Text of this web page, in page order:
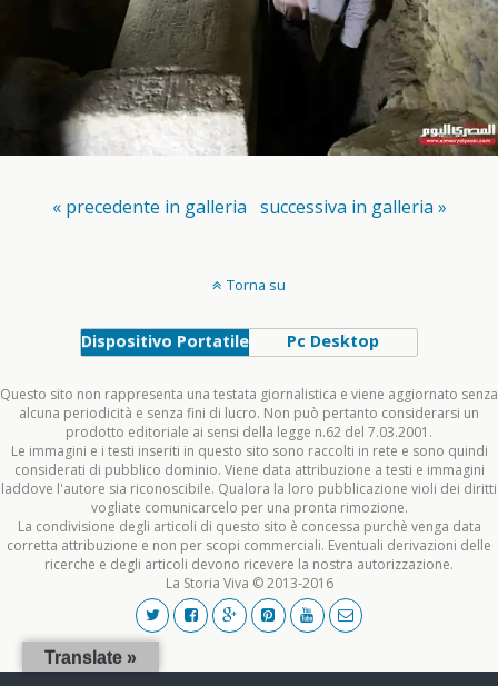
« precedente in galleria successiva in galleria »
Torna su
Dispositivo Portatile Pc Desktop
Questo sito non rappresenta una testata giornalistica e viene aggiornato senza
alcuna periodicità e senza fini di lucro. Non può pertanto considerarsi un
prodotto editoriale ai sensi della legge n.62 del 7.03.2001.
Le immagini e i testi inseriti in questo sito sono raccolti in rete e sono quindi
considerati di pubblico dominio. Viene data attribuzione a testi e immagini
laddove l'autore sia riconoscibile. Qualora la loro pubblicazione violi dei diritti
vogliate comunicarcelo per una pronta rimozione.
La condivisione degli articoli di questo sito è concessa purchè venga data
corretta attribuzione e non per scopi commerciali. Eventuali derivazioni delle
ricerche e degli articoli devono ricevere la nostra autorizzazione.
La Storia Viva © 2013-2016
Translate »